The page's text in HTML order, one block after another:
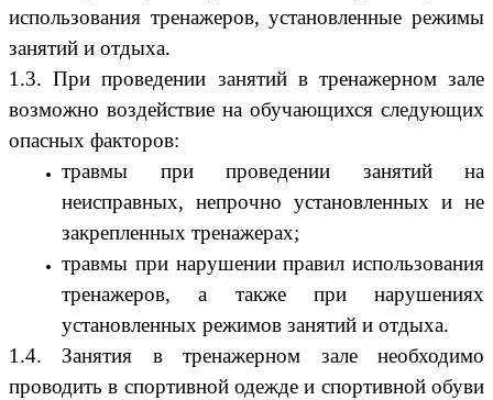
использования тренажеров, установленные режимы
занятий и отдыха.
1.3. При проведении занятий в тренажерном зале
возможно воздействие на обучающихся следующих
опасных факторов:
травмы при проведении занятий на
неисправных, непрочно установленных и не
закрепленных тренажерах;
травмы при нарушении правил использования
тренажеров, а также при нарушениях
установленных режимов занятий и отдыха.
1.4. Занятия в тренажерном зале необходимо
проводить в спортивной одежде и спортивной обуви